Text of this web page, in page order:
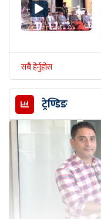
सबै हेर्नुहोस
ट्रेण्डिङ